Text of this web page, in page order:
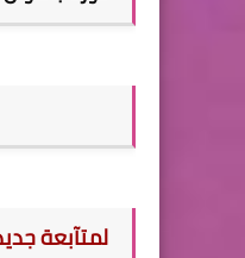
لمتآبعة